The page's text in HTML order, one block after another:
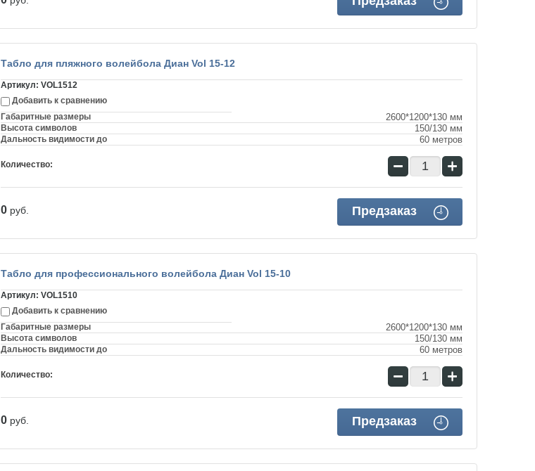
Табло для пляжного волейбола Диан Vol 15-12
Артикул: VOL1512
Добавить к сравнению
Габаритные размеры
2600*1200*130 мм
Высота символов 150/130 мм
Дальность видимости до 60 метров
Количество: − +
0 руб. Предзаказ
Табло для профессионального волейбола Диан Vol 15-10
Артикул: VOL1510
Добавить к сравнению
Габаритные размеры
2600*1200*130 мм
Высота символов 150/130 мм
Дальность видимости до 60 метров
Количество: − +
0 руб. Предзаказ